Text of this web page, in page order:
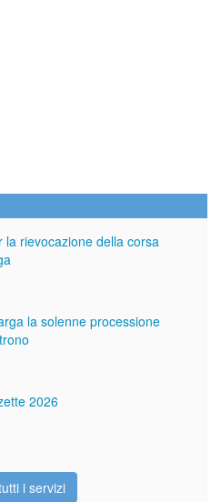
la rievocazione della corsa
la solenne processione
2026
i servizi